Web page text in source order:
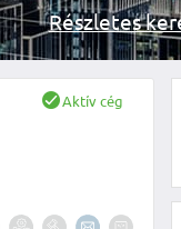
jelentkezzen be, vagy
KATTINTVA!
Aktív cég